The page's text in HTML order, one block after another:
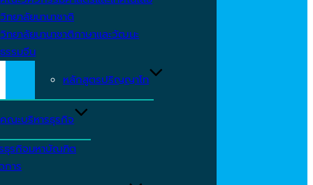
วิทยาลัยนานาชาติ
วิทยาลัยนานาชาติภาษาและวัฒนะ
ธรรมจีน
หลักสูตรปริญญาโท
คณะบริหารธุรกิจ
ธุรกิจมหาบัณฑิต
การ